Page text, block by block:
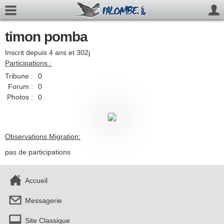
timon pomba
Inscrit depuis 4 ans et 302j
Participations :
Tribune :
0
Forum :
0
Photos :
0
Observations Migration:
pas de participations
Accueil
Messagerie
Site Classique